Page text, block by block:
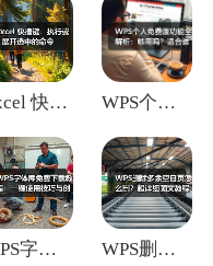
Excel 快捷键：执行或展开选中的命令 WPS个人免费版功能全解析：够用吗？适合
WPS字体库免费下载教程：一键使用技巧与 WPS删除多余空白页怎么删？超详细图文教